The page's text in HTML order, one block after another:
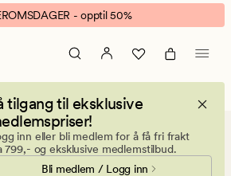
- opptil 50%
tilgang til eksklusive
inn eller bli medlem for å få fri frakt
799,- og eksklusive medlemstilbud.
Bli medlem / Logg inn